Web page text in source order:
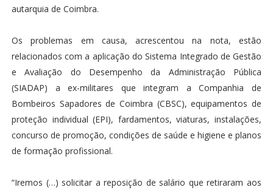
autarquia de Coimbra.
Os problemas em causa, acrescentou na nota, estão
relacionados com a aplicação do Sistema Integrado de Gestão
e Avaliação do Desempenho da Administração Pública
(SIADAP) a ex-militares que integram a Companhia de
Bombeiros Sapadores de Coimbra (CBSC), equipamentos de
proteção individual (EPI), fardamentos, viaturas, instalações,
concurso de promoção, condições de saúde e higiene e planos
de formação profissional.
“Iremos (…) solicitar a reposição de salário que retiraram aos